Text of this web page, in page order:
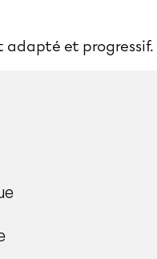
adapté et progressif.